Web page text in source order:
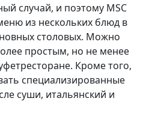
случай, и поэтому MSC
из нескольких блюд в
столовых. Можно
простым, но не менее
Кроме того,
специализированные
суши, итальянский и